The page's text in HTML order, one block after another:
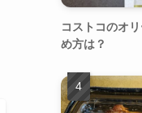
コストコのオ
め方は？